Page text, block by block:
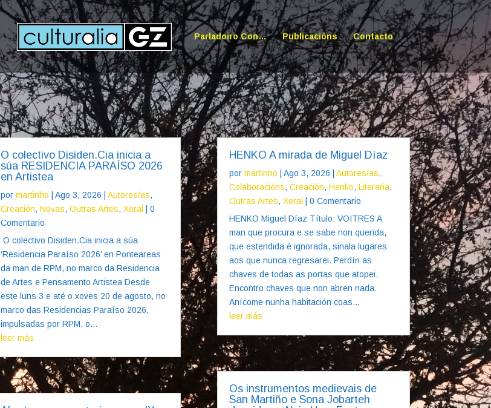
Parladoiro Con… Publicacións Contacto
O colectivo Disiden.Cia inicia a
súa RESIDENCIA PARAÍSO 2026
en Artistea
por martinho Ago 3, 2026 Autores/as,
Creación, Novas, Outras Artes, Xeral
| 0
Comentario
O colectivo Disiden.Cia inicia a súa
‘Residencia Paraíso 2026’ en Ponteareas
da man de RPM, no marco da Residencia
de Artes e Pensamento Artistea Desde
este luns 3 e até o xoves 20 de agosto, no
marco das Residencias Paraíso 2026,
impulsadas por RPM, o...
leer más
HENKO A mirada de Miguel Díaz
por martinho Ago 3, 2026 Autores/as,
Colaboracións, Creación, Henko, Literaria,
Outras Artes, Xeral
| 0 Comentario
HENKO Miguel Díaz Título: VOITRES A
man que procura e se sabe non querida,
que estendida é ignorada, sinala lugares
aos que nunca regresarei. Perdín as
chaves de todas as portas que atopei.
Encontro chaves que non abren nada.
Anícome nunha habitación coas...
leer más
Os instrumentos medievais de
San Martiño e Sona Jobarteh